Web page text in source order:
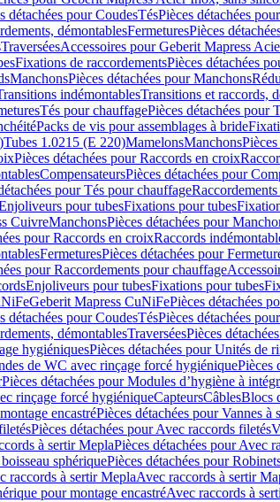
détachées pour CoudesTésPièces détachées
démontablesFermeturesPièces
TraverséesAccessoires pour Geberit Mapress
Fixations de raccordementsPièces détachées
ManchonsPièces détachées pour Manchons
indémontablesTransitions et raccords,
Tés pour chauffagePièces détachées pour
Packs de vis pour assemblages à bride
Tubes 1.0215 (E 220)MamelonsManchons
Pièces détachées pour Raccords en croix
CompensateursPièces détachées pour
pour Tés pour chauffage
pour tubesFixations pour tubes
CuivreManchonsPièces détachées pour
pour Raccords en croixRaccords
FermeturesPièces détachées pour
pour Raccordements pour chauffage
Enjoliveurs pour tubesFixations pour tubes
Geberit Mapress CuNiFePièces détachées
détachées pour CoudesTésPièces détachées
démontablesTraverséesPièces
hygiéniquesPièces détachées pour Unités de
de WC avec rinçage forcé hygiéniquePièces
Pièces détachées pour Modules d’hygiène à
rinçage forcé hygiéniqueCapteursCâblesBlocs
encastréPièces détachées pour Vannes
Pièces détachées pour Avec raccords filetés
à sertir MeplaPièces détachées pour Avec
sphériquePièces détachées pour
raccords à sertir MeplaAvec raccords à sertir
pour montage encastréAvec raccords à